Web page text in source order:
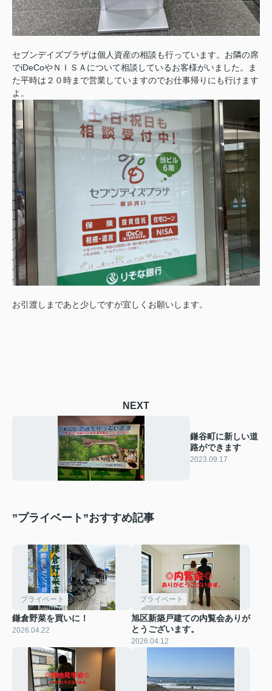
セブンデイズプラザは個人資産の相談も行っています。お隣の席
でiDeCoやＮＩＳＡについて相談しているお客様がいました。ま
た平時は２０時まで営業していますのでお仕事帰りにも行けます
よ。
お引渡しまであと少しですが宜しくお願いします。
NEXT
鎌谷町に新しい道
路ができます
2023.09.17
”プライベート”おすすめ記事
プライベート
鎌倉野菜を買いに！
2026.04.22
プライベート
旭区新築戸建ての内覧会ありが
とうございます。
2026.04.12